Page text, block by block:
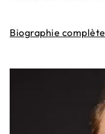
Biographie complète